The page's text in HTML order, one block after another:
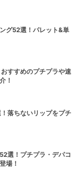
グ52選！パレット&単
すすめのプチプラや速
！
落ちないリップをプチ
選！プチプラ・デパコ
場！